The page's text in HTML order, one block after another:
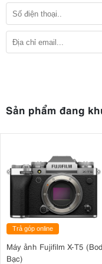
Sản phẩm đang
Trả góp online
Máy ảnh Fujifilm X-T5
Bạc)